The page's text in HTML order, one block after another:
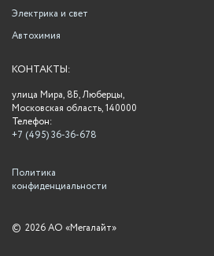
Электрика и свет
Автохимия
КОНТАКТЫ:
улица Мира, 8Б, Люберцы,
Московская область, 140000
Телефон:
+7 (495) 36-36-678
Политика
конфиденциальности
© 2026 АО «Мегалайт»